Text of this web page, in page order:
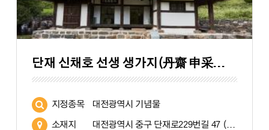
단재 신채호 선생 생가지(丹齋 申采浩 先生 生家址)
지정종목 대전광역시 기념물
소재지 대전광역시 중구 단재로229번길 47 (어남동 233 외 12필지)